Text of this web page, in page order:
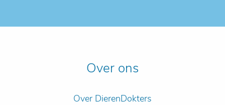
Over ons
Over DierenDokters